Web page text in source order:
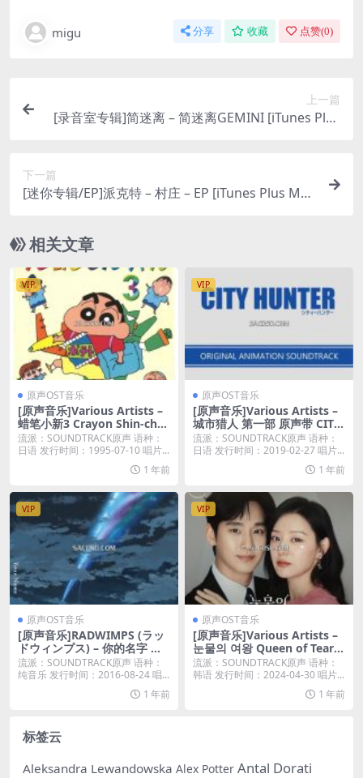
migu 分享 收藏 点赞(0)
上一篇
[录音室专辑]简迷离 – 简迷离GEMINI [iTunes Plus
下一篇
[迷你专辑/EP]派克特 – 村庄 – EP [iTunes Plus M4
相关文章
VIP
原声OST音乐
[原声音乐]Various Artists –
蜡笔小新3 Crayon Shin-cha
n 3 (1995) [iTunes Plus M4
A]
流派：SOUNDTRACK原声 语种：
日语 发行时间：1995-07-10 唱片...
1 年前
VIP
原声OST音乐
[原声音乐]Various Artists –
城市猎人 第一部 原声带 CITY
HUNTER (Original Animati
on Soundtrack) (2019) [iTu
流派：SOUNDTRACK原声 语种：
日语 发行时间：2019-02-27 唱片...
1 年前
VIP
原声OST音乐
[原声音乐]RADWIMPS (ラッ
ドウィンプス) – 你的名字 动
画电影原声带 Your Name. [i
Tunes Plus M4A]
流派：SOUNDTRACK原声 语种：
纯音乐 发行时间：2016-08-24 唱...
1 年前
VIP
原声OST音乐
[原声音乐]Various Artists –
눈물의 여왕 Queen of Tears
(Original Television Soundt
rack) Special (2024) [iTunes
流派：SOUNDTRACK原声 语种：
韩语 发行时间：2024-04-30 唱片...
1 年前
标签云
Aleksandra Lewandowska Alex Potter Antal Dorati